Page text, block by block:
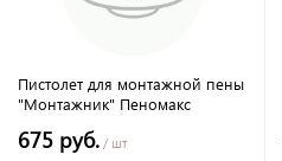
Пистолет для монтажной пены
"Монтажник" Пеномакс
675 руб. / шт